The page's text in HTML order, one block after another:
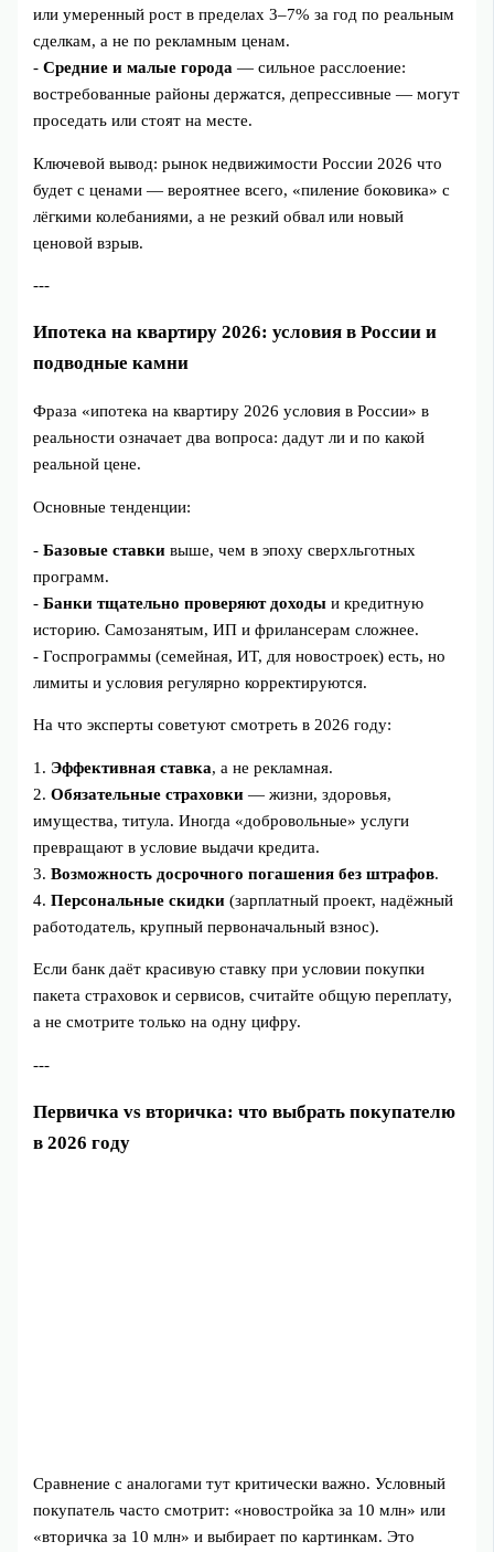
или умеренный рост в пределах 3–7% за год по реальным
сделкам, а не по рекламным ценам.
-Средние и малые города — сильное расслоение:
востребованные районы держатся, депрессивные — могут
проседать или стоят на месте.
Ключевой вывод: рынок недвижимости России 2026 что
будет с ценами — вероятнее всего, «пиление боковика» с
лёгкими колебаниями, а не резкий обвал или новый
ценовой взрыв.
---
Ипотека на квартиру 2026: условия в России и
подводные камни
Фраза «ипотека на квартиру 2026 условия в России» в
реальности означает два вопроса: дадут ли и по какой
реальной цене.
Основные тенденции:
-Базовые ставки выше, чем в эпоху сверхльготных
программ.
-Банки тщательно проверяют доходы и кредитную
историю. Самозанятым, ИП и фрилансерам сложнее.
- Госпрограммы (семейная, ИТ, для новостроек) есть, но
лимиты и условия регулярно корректируются.
На что эксперты советуют смотреть в 2026 году:
1. Эффективная ставка, а не рекламная.
2.Обязательные страховки — жизни, здоровья,
имущества, титула. Иногда «добровольные» услуги
превращают в условие выдачи кредита.
3.Возможность досрочного погашения без штрафов.
4.Персональные скидки (зарплатный проект, надёжный
работодатель, крупный первоначальный взнос).
Если банк даёт красивую ставку при условии покупки
пакета страховок и сервисов, считайте общую переплату,
а не смотрите только на одну цифру.
---
Первичка vs вторичка: что выбрать покупателю
в 2026 году
Сравнение с аналогами тут критически важно. Условный
покупатель часто смотрит: «новостройка за 10 млн» или
«вторичка за 10 млн» и выбирает по картинкам. Это